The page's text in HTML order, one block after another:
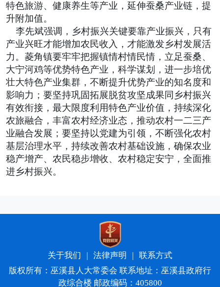
特色旅游、健康养生等产业，延伸蚕桑产业链，提
升附加值。
李先斌强调，乡村振兴关键要靠产业振兴，只有
产业兴旺才能增加农民收入，才能激发乡村发展活
力。菱角镇要牢牢把握镇情村情民情，立足蚕桑、
大宁河鸡等优势特色产业，科学谋划，进一步培优
壮大特色产业集群，不断提升优势产业的知名度和
影响力；要坚持巩固拓展脱贫攻坚成果同乡村振兴
有效衔接，最大限度利用特色产业价值，持续深化
农旅融合，丰富农村经济业态，推动农村一二三产
业融合发展；要坚持以党建为引领，不断强化农村
基层治理水平，持续改善农村基础设施，确保农业
稳产增产、农民稳步增收、农村稳定安宁，全面推
进乡村振兴。
关于我们 | 法律声明 | 联系方式
版权所有：巫溪县人大常委会 联系地址：巫溪县政府行
政综合楼 邮政编码：405800